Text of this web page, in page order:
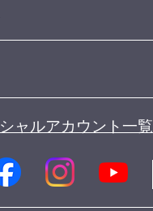
ャルアカウント一覧